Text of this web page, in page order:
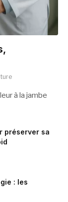
à la jambe
préserver sa
: les